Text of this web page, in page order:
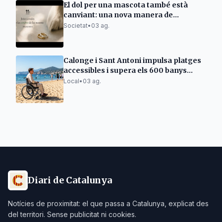
El dol per una mascota també està
canviant: una nova manera de
mantenir-ne viu el record
Societat• 03 ag.
Calonge i Sant Antoni impulsa platges
accessibles i supera els 600 banys
assistits
Local• 03 ag.
Diari de Catalunya
Notícies de proximitat: el que passa a Catalunya, explicat des
del territori. Sense publicitat ni cookies.